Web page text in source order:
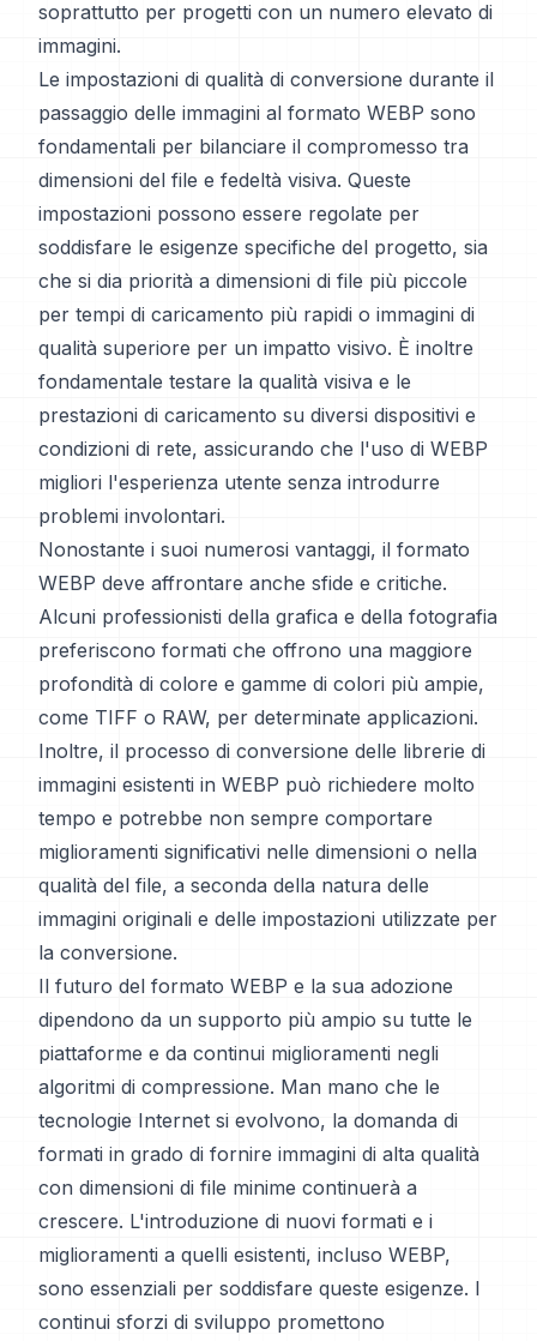
soprattutto per progetti con un numero elevato di
immagini.
Le impostazioni di qualità di conversione durante il
passaggio delle immagini al formato WEBP sono
fondamentali per bilanciare il compromesso tra
dimensioni del file e fedeltà visiva. Queste
impostazioni possono essere regolate per
soddisfare le esigenze specifiche del progetto, sia
che si dia priorità a dimensioni di file più piccole
per tempi di caricamento più rapidi o immagini di
qualità superiore per un impatto visivo. È inoltre
fondamentale testare la qualità visiva e le
prestazioni di caricamento su diversi dispositivi e
condizioni di rete, assicurando che l'uso di WEBP
migliori l'esperienza utente senza introdurre
problemi involontari.
Nonostante i suoi numerosi vantaggi, il formato
WEBP deve affrontare anche sfide e critiche.
Alcuni professionisti della grafica e della fotografia
preferiscono formati che offrono una maggiore
profondità di colore e gamme di colori più ampie,
come TIFF o RAW, per determinate applicazioni.
Inoltre, il processo di conversione delle librerie di
immagini esistenti in WEBP può richiedere molto
tempo e potrebbe non sempre comportare
miglioramenti significativi nelle dimensioni o nella
qualità del file, a seconda della natura delle
immagini originali e delle impostazioni utilizzate per
la conversione.
Il futuro del formato WEBP e la sua adozione
dipendono da un supporto più ampio su tutte le
piattaforme e da continui miglioramenti negli
algoritmi di compressione. Man mano che le
tecnologie Internet si evolvono, la domanda di
formati in grado di fornire immagini di alta qualità
con dimensioni di file minime continuerà a
crescere. L'introduzione di nuovi formati e i
miglioramenti a quelli esistenti, incluso WEBP,
sono essenziali per soddisfare queste esigenze. I
continui sforzi di sviluppo promettono